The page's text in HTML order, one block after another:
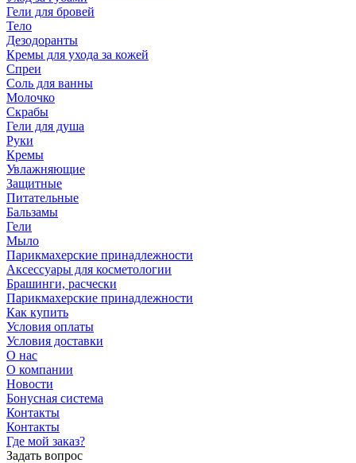
Гели для бровей
Тело
Дезодоранты
Кремы для ухода за кожей
Спреи
Соль для ванны
Молочко
Скрабы
Гели для душа
Руки
Кремы
Увлажняющие
Защитные
Питательные
Бальзамы
Гели
Мыло
Парикмахерские принадлежности
Аксессуары для косметологии
Брашинги, расчески
Парикмахерские принадлежности
Как купить
Условия оплаты
Условия доставки
О нас
О компании
Новости
Бонусная система
Контакты
Контакты
Где мой заказ?
Задать вопрос